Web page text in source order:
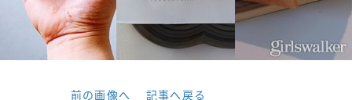
前の画像へ 記事へ戻る